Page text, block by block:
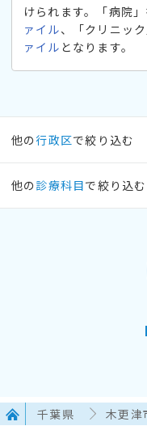
けられます。「病院
ァイル、「クリニッ
ァイル となります。
他の行政区で絞り込む
他の 診療科目で絞り込む
千葉県 木更津